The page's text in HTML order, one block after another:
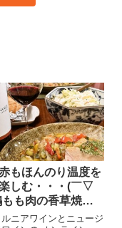
もほんのり温度を
しむ・・・(￣▽
も肉の香草焼き
ィナンス メルロ
ニアワインとニュージ